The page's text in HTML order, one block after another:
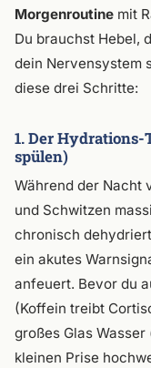
Morgenroutine mit
Du brauchst Hebel,
dein Nervensystem
diese drei Schritte:
1. Der Hydrations-
spülen)
Während der Nacht
und Schwitzen
chronisch
ein akutes
anfeuert. Bevor du
(Koffein treibt
großes Glas
kleinen Prise